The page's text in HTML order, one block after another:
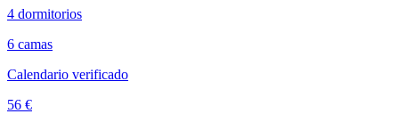
4 dormitorios
6 camas
Calendario verificado
56 €